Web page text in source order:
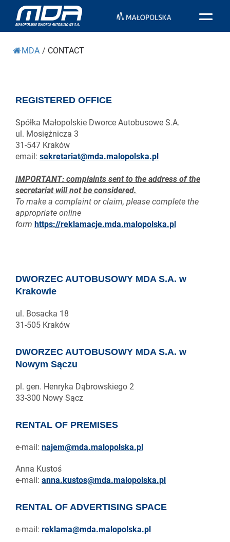
MDA / CONTACT
REGISTERED OFFICE
Spółka Małopolskie Dworce Autobusowe S.A.
ul. Mosiężnicza 3
31-547 Kraków
email: sekretariat@mda.malopolska.pl
IMPORTANT: complaints sent to the address of the
secretariat will not be considered.
To make a complaint or claim, please complete the
appropriate online
form https://reklamacje.mda.malopolska.pl
DWORZEC AUTOBUSOWY MDA S.A. w
Krakowie
ul. Bosacka 18
31-505 Kraków
DWORZEC AUTOBUSOWY MDA S.A. w
Nowym Sączu
pl. gen. Henryka Dąbrowskiego 2
33-300 Nowy Sącz
RENTAL OF PREMISES
e-mail: najem@mda.malopolska.pl
Anna Kustoś
e-mail: anna.kustos@mda.malopolska.pl
RENTAL OF ADVERTISING SPACE
e-mail: reklama@mda.malopolska.pl